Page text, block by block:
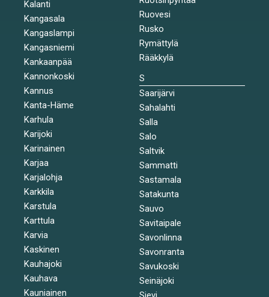
Kalanti
Kangasala
Kangaslampi
Kangasniemi
Kankaanpää
Kannonkoski
Kannus
Kanta-Häme
Karhula
Karijoki
Karinainen
Karjaa
Karjalohja
Karkkila
Karstula
Karttula
Karvia
Kaskinen
Kauhajoki
Kauhava
Kauniainen
Ruovesi
Rusko
Rymättylä
Rääkkylä
S
Saarijärvi
Sahalahti
Salla
Salo
Saltvik
Sammatti
Sastamala
Satakunta
Sauvo
Savitaipale
Savonlinna
Savonranta
Savukoski
Seinäjoki